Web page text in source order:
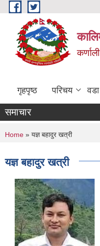
Skip to main content
गृहपृष्ठ परिचय
समाचार
You are here
Home » यज्ञ बहादुर खत्री
यज्ञ बहादुर खत्री